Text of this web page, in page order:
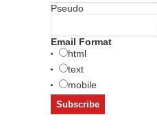
Pseudo
Email Format
html
text
mobile